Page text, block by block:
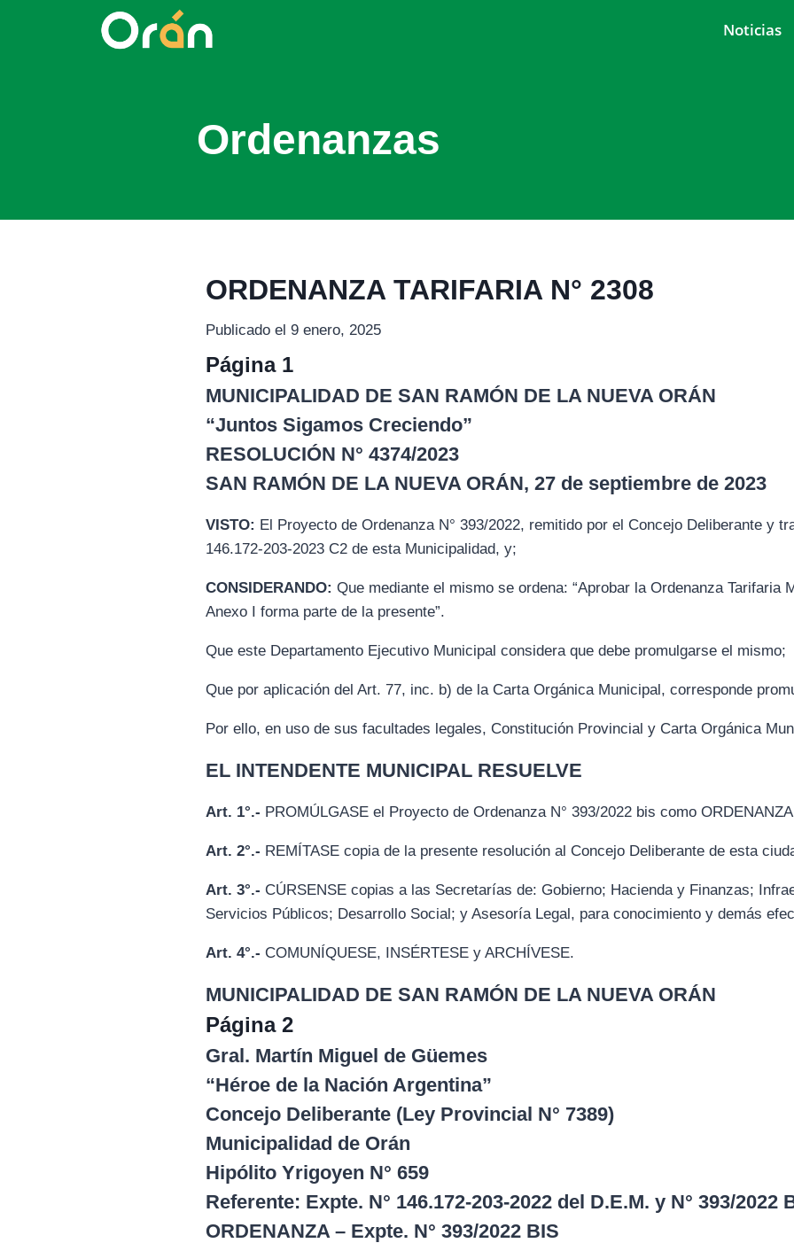
Noticias
Ordenanzas
ORDENANZA TARIFARIA N° 2308
Publicado el 9 enero, 2025
Página 1
MUNICIPALIDAD DE SAN RAMÓN DE LA NUEVA ORÁN
“Juntos Sigamos Creciendo”
RESOLUCIÓN N° 4374/2023
SAN RAMÓN DE LA NUEVA ORÁN, 27 de septiembre de 2023
VISTO: El Proyecto de Ordenanza N° 393/2022, remitido por el Concejo Deliberante y
146.172-203-2023 C2 de esta Municipalidad, y;
CONSIDERANDO: Que mediante el mismo se ordena: “Aprobar la Ordenanza Tarifaria
Anexo I forma parte de la presente”.
Que este Departamento Ejecutivo Municipal considera que debe promulgarse el mismo;
Que por aplicación del Art. 77, inc. b) de la Carta Orgánica Municipal, corresponde
Por ello, en uso de sus facultades legales, Constitución Provincial y Carta Orgánica
EL INTENDENTE MUNICIPAL RESUELVE
Art. 1°.- PROMÚLGASE el Proyecto de Ordenanza N° 393/2022 bis como
Art. 2°.- REMÍTASE copia de la presente resolución al Concejo Deliberante de esta
Art. 3°.- CÚRSENSE copias a las Secretarías de: Gobierno; Hacienda y Finanzas;
Servicios Públicos; Desarrollo Social; y Asesoría Legal, para conocimiento y demás
Art. 4°.- COMUNÍQUESE, INSÉRTESE y ARCHÍVESE.
MUNICIPALIDAD DE SAN RAMÓN DE LA NUEVA ORÁN
Página 2
Gral. Martín Miguel de Güemes
“Héroe de la Nación Argentina”
Concejo Deliberante (Ley Provincial N° 7389)
Municipalidad de Orán
Hipólito Yrigoyen N° 659
Referente: Expte. N° 146.172-203-2022 del D.E.M. y N° 393/2022
ORDENANZA – Expte. N° 393/2022 BIS